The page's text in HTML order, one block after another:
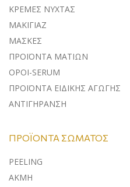
ΚΡΕΜΕΣ ΝΥΧΤΑΣ
ΜΑΚΙΓΙΑΖ
ΜΑΣΚΕΣ
ΠΡΟΪΟΝΤΑ ΜΑΤΙΩΝ
ΟΡΟΙ-SERUM
ΠΡΟΪΟΝΤΑ ΕΙΔΙΚΗΣ ΑΓΩΓΗΣ
ΑΝΤΙΓΗΡΑΝΣΗ
ΠΡΟΪΌΝΤΑ ΣΏΜΑΤΟΣ
PEELING
ΑΚΜΗ